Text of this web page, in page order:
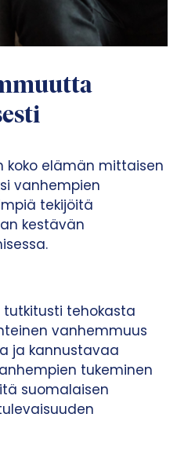
koko elämän mittaisen
vanhempien
tekijöitä
kestävän
tehokasta
vanhemmuus
ja kannustavaa
tukeminen
suomalaisen